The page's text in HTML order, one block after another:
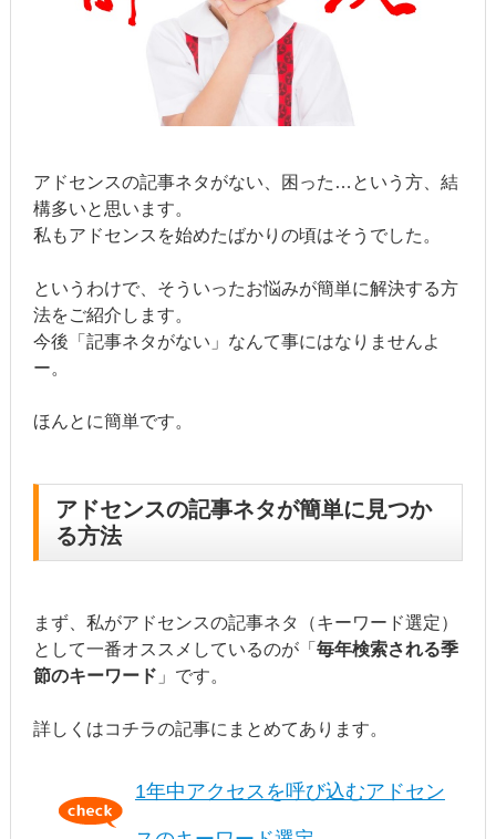
アドセンスの記事ネタがない、困った…という方、結
構多いと思います。
私もアドセンスを始めたばかりの頃はそうでした。
というわけで、そういったお悩みが簡単に解決する方
法をご紹介します。
今後「記事ネタがない」なんて事にはなりませんよ
ー。
ほんとに簡単です。
アドセンスの記事ネタが簡単に見つか
る方法
まず、私がアドセンスの記事ネタ（キーワード選定）
として一番オススメしているのが「 毎年検索される季
節のキーワード 」です。
詳しくはコチラの記事にまとめてあります。
1年中アクセスを呼び込むアドセン